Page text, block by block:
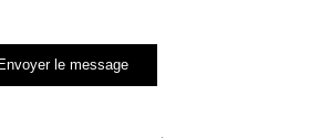
le message